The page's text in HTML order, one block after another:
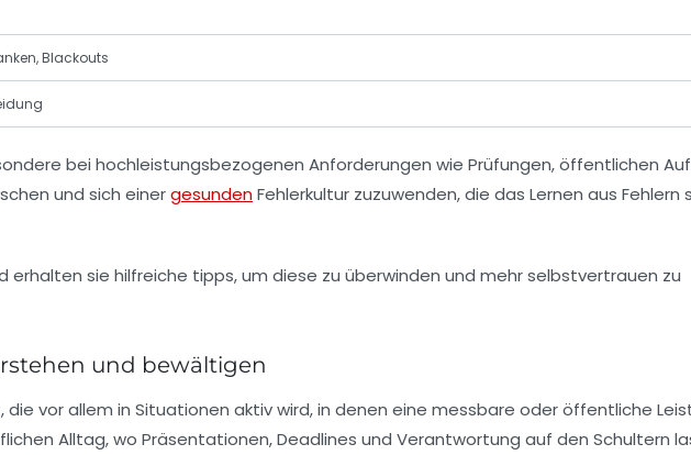
Blackouts
bei hochleistungsbezogenen Anforderungen wie Prüfungen, öffentlichen
und sich einergesundenFehlerkultur zuzuwenden, die das Lernen aus
und bewältigen
vor allem in Situationen aktiv wird, in denen eine messbare oder öffentliche
Alltag, wo Präsentationen, Deadlines und Verantwortung auf den Schultern